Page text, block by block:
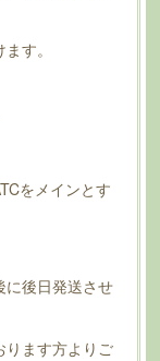
す。
をメインとす
に後日発送させ
ります方よりご